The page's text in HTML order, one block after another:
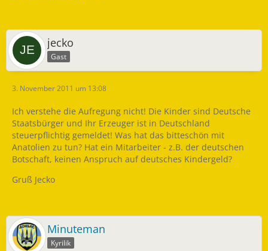
jecko
Gast
3. November 2011 um 13:08
Ich verstehe die Aufregung nicht! Die Kinder sind Deutsche
Staatsbürger und Ihr Erzeuger ist in Deutschland
steuerpflichtig gemeldet! Was hat das bitteschön mit
Anatolien zu tun? Hat ein Mitarbeiter - z.B. der deutschen
Botschaft, keinen Anspruch auf deutsches Kindergeld?
Gruß Jecko
Minuteman
Kyrilik